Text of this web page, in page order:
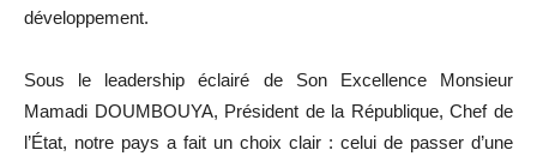
développement.
Sous le leadership éclairé de Son Excellence Monsieur
Mamadi DOUMBOUYA, Président de la République, Chef de
l’État, notre pays a fait un choix clair : celui de passer d’une